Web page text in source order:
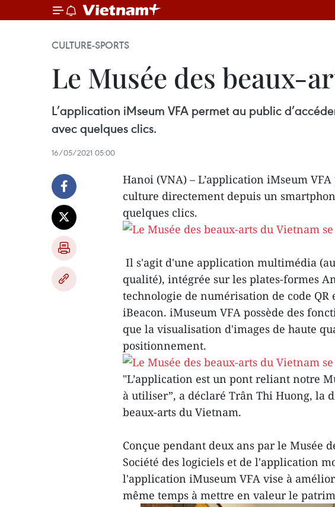
CULTURE-SPORTS
Le Musée des beaux-
L’application iMseum VFA permet au public
avec quelques clics.
16/05/2021 05:00
Hanoi (VNA) – L’application iMseum
culture directement depuis un
quelques clics.
Il s'agit d'une application multimédia
qualité), intégrée sur les plates-formes
technologie de numérisation de code
iBeacon. iMuseum VFA possède des
que la visualisation d'images de haute
positionnement.
"L’application est un pont reliant notre
à utiliser”, a déclaré Trân Thi Huong, la
beaux-arts du Vietnam.
Conçue pendant deux ans par le Musée
Société des logiciels et de l'application
l'application iMuseum VFA vise à
même temps à mettre en valeur le